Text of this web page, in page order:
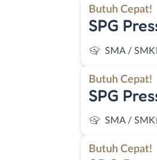
Butuh Cepat!
SPG
SMA / SMK
Butuh Cepat!
SPG
SMA / SMK
Butuh Cepat!